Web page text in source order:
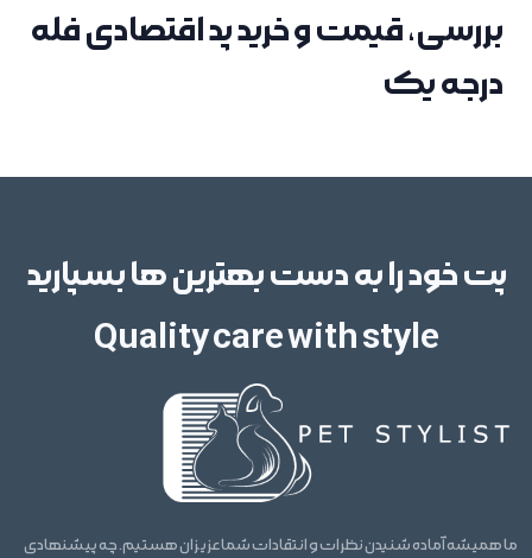
بررسی، قیمت و خرید پد اقتصادی فله
درجه یک
پت خود را به دست بهترین ها بسپارید
Quality care with style
ما همیشه آماده شنیدن نظرات و انتقادات شما عزیزان هستیم. چه پیشنهادی